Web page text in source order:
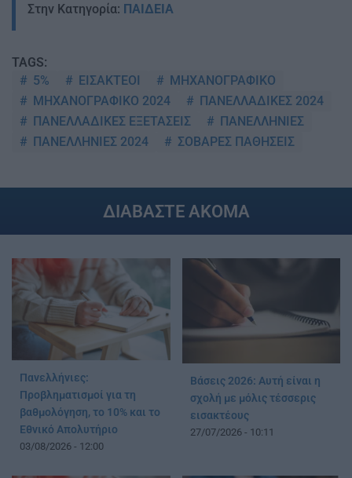
Στην Κατηγορία: ΠΑΙΔΕΙΑ
TAGS:
5%
ΕΙΣΑΚΤΕΟΙ
ΜΗΧΑΝΟΓΡΑΦΙΚΟ
ΜΗΧΑΝΟΓΡΑΦΙΚΟ 2024
ΠΑΝΕΛΛΑΔΙΚΕΣ 2024
ΠΑΝΕΛΛΑΔΙΚΕΣ ΕΞΕΤΑΣΕΙΣ
ΠΑΝΕΛΛΗΝΙΕΣ
ΠΑΝΕΛΛΗΝΙΕΣ 2024
ΣΟΒΑΡΕΣ ΠΑΘΗΣΕΙΣ
ΔΙΑΒΑΣΤΕ ΑΚΟΜΑ
Πανελλήνιες:
Προβληματισμοί για τη
βαθμολόγηση, το 10% και το
Εθνικό Απολυτήριο
03/08/2026 - 12:00
Βάσεις 2026: Αυτή είναι η
σχολή με μόλις τέσσερις
εισακτέους
27/07/2026 - 10:11